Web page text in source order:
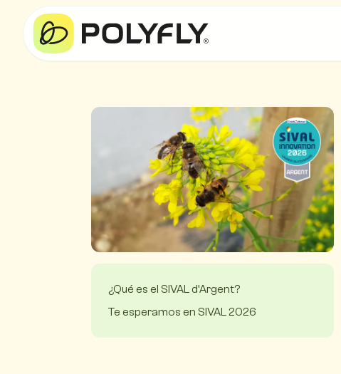
¿Qué es el SIVAL d’Argent?
Te esperamos en SIVAL 2026